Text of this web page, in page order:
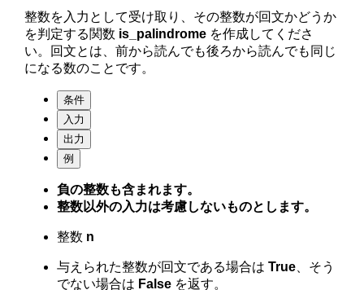
整数を入力として受け取り、その整数が回文かどうか
を判定する関数 is_palindrome を作成してくださ
い。回文とは、前から読んでも後ろから読んでも同じ
になる数のことです。
条件
入力
出力
例
負の整数も含まれます。
整数以外の入力は考慮しないものとします。
整数 n
与えられた整数が回文である場合はTrue、そう
でない場合は False を返す。